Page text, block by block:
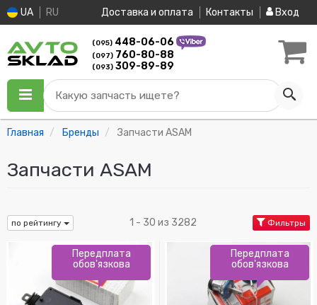
UA RU Доставка и оплата Контакты Вход
(095) 448-06-06
(097) 760-80-88
(093) 309-89-89
Какую запчасть ищете?
Главная Бренды Запчасти ASAM
Запчасти ASAM
по рейтингу 1 - 30 из 3282 Фильтры
Передплата
обов'язкова
Передплата
обов'язкова